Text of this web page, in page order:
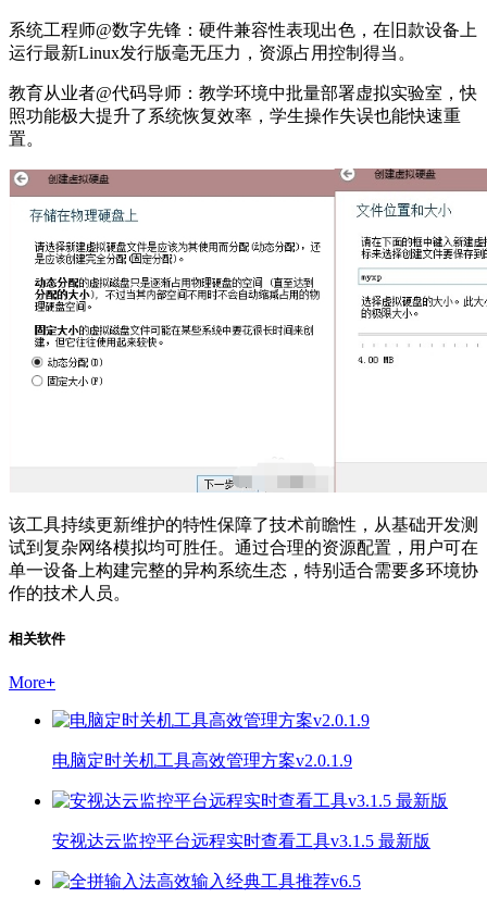
系统工程师@数字先锋：硬件兼容性表现出色，在旧款设备上
运行最新Linux发行版毫无压力，资源占用控制得当。
教育从业者@代码导师：教学环境中批量部署虚拟实验室，快
照功能极大提升了系统恢复效率，学生操作失误也能快速重
置。
该工具持续更新维护的特性保障了技术前瞻性，从基础开发测
试到复杂网络模拟均可胜任。通过合理的资源配置，用户可在
单一设备上构建完整的异构系统生态，特别适合需要多环境协
作的技术人员。
相关软件
More+
电脑定时关机工具高效管理方案v2.0.1.9
安视达云监控平台远程实时查看工具v3.1.5 最新版